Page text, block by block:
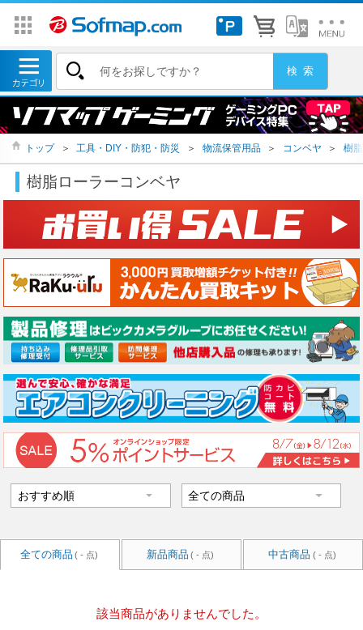
トップ ＞ 工具・DIY・防犯・防災 ＞ 物流保管用品 ＞ コンベヤ ＞ 樹
樹脂ローラーコンベヤ
全ての商品 ( - 点) 新品商品 ( - 点) 中古商品 ( - 点)
該当商品がありませんでした。